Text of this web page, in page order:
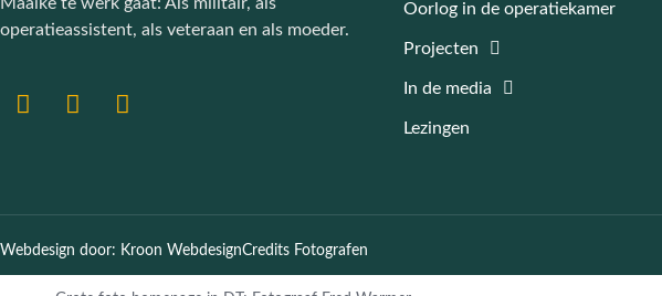
Maaike te werk gaat: Als militair, als
operatieassistent, als veteraan en als moeder.
Oorlog in de operatiekamer
Projecten
In de media
Lezingen
Webdesign door: Kroon WebdesignCredits Fotografen